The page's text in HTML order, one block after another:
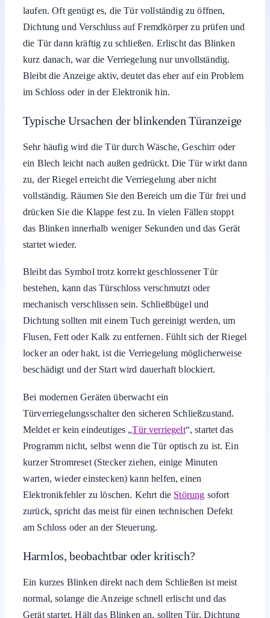
laufen. Oft genügt es, die Tür vollständig zu öffnen,
Dichtung und Verschluss auf Fremdkörper zu prüfen und
die Tür dann kräftig zu schließen. Erlischt das Blinken
kurz danach, war die Verriegelung nur unvollständig.
Bleibt die Anzeige aktiv, deutet das eher auf ein Problem
im Schloss oder in der Elektronik hin.
Typische Ursachen der blinkenden Türanzeige
Sehr häufig wird die Tür durch Wäsche, Geschirr oder
ein Blech leicht nach außen gedrückt. Die Tür wirkt dann
zu, der Riegel erreicht die Verriegelung aber nicht
vollständig. Räumen Sie den Bereich um die Tür frei und
drücken Sie die Klappe fest zu. In vielen Fällen stoppt
das Blinken innerhalb weniger Sekunden und das Gerät
startet wieder.
Bleibt das Symbol trotz korrekt geschlossener Tür
bestehen, kann das Türschloss verschmutzt oder
mechanisch verschlissen sein. Schließbügel und
Dichtung sollten mit einem Tuch gereinigt werden, um
Flusen, Fett oder Kalk zu entfernen. Fühlt sich der Riegel
locker an oder hakt, ist die Verriegelung möglicherweise
beschädigt und der Start wird dauerhaft blockiert.
Bei modernen Geräten überwacht ein
Türverriegelungsschalter den sicheren Schließzustand.
Meldet er kein eindeutiges „Tür verriegelt“, startet das
Programm nicht, selbst wenn die Tür optisch zu ist. Ein
kurzer Stromreset (Stecker ziehen, einige Minuten
warten, wieder einstecken) kann helfen, einen
Elektronikfehler zu löschen. Kehrt die Störung sofort
zurück, spricht das meist für einen technischen Defekt
am Schloss oder an der Steuerung.
Harmlos, beobachtbar oder kritisch?
Ein kurzes Blinken direkt nach dem Schließen ist meist
normal, solange die Anzeige schnell erlischt und das
Gerät startet. Hält das Blinken an, sollten Tür, Dichtung